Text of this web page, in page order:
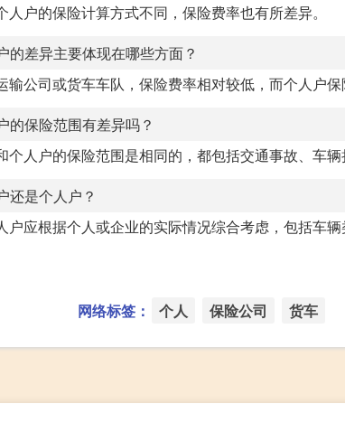
户的保险计算方式不同，保险费率也有所差异。
的差异主要体现在哪些方面？
公司或货车车队，保险费率相对较低，而个人户保
的保险范围有差异吗？
人户的保险范围是相同的，都包括交通事故、车辆
还是个人户？
应根据个人或企业的实际情况综合考虑，包括车辆
网络标签： 个人 保险公司 货车